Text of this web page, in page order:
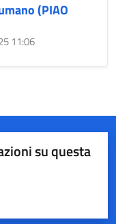
(PIAO
11:06
su questa